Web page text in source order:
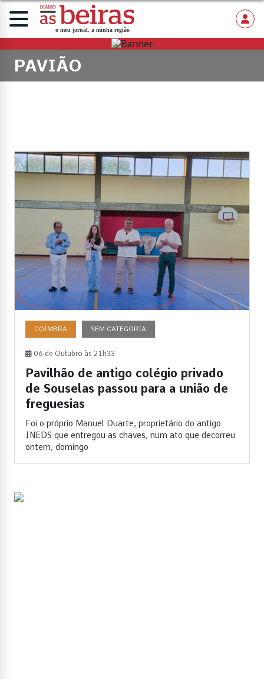
PAVIÃO
COIMBRA SEM CATEGORIA
06 de Outubro às 21h33
Pavilhão de antigo colégio privado
de Souselas passou para a união de
freguesias
Foi o próprio Manuel Duarte, proprietário do antigo
INEDS que entregou as chaves, num ato que decorreu
ontem, domingo